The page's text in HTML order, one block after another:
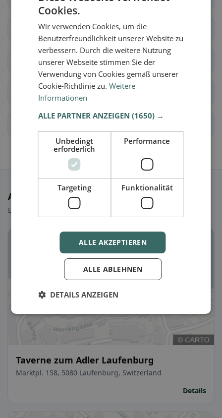
Unterentfelden Bellikon
Bergdietikon Birmenstorf (AG)
Ennetbaden
Ausgewählte Restaurants
Ein paar Picks, um sofort loszulegen.
Taverne zum Adler Laufenburg
Marktpl. 158, 5080 Laufenburg, Switzerland
Details
Cookies.
Wir verwenden Cookies, um die
Benutzerfreundlichkeit unserer Website zu
verbessern. Durch die weitere Nutzung
unserer Webseite stimmen Sie der
Verwendung von Cookies gemäß unserer
Cookie-Richtlinie zu.Weitere
Informationen
ALLE PARTNER ANZEIGEN(1650) →
Unbedingt
erforderlich
Performance
Targeting Funktionalität
ALLE AKZEPTIEREN
ALLE ABLEHNEN
DETAILS ANZEIGEN